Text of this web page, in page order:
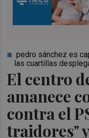
El centro
amanece
contra el
traidores"
pedro sánchez es
las cuartillas